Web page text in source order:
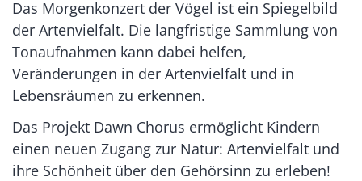
Das Morgenkonzert der Vögel ist ein Spiegelbild
der Artenvielfalt. Die langfristige Sammlung von
Tonaufnahmen kann dabei helfen,
Veränderungen in der Artenvielfalt und in
Lebensräumen zu erkennen.
Das Projekt Dawn Chorus ermöglicht Kindern
einen neuen Zugang zur Natur: Artenvielfalt und
ihre Schönheit über den Gehörsinn zu erleben!